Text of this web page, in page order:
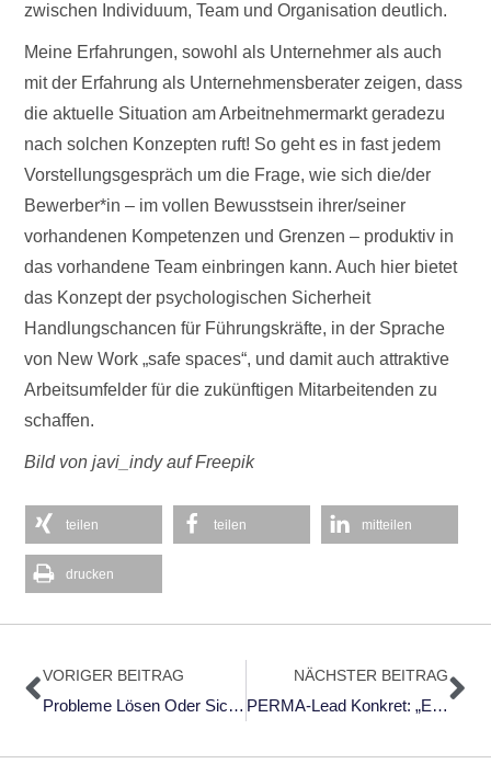
zwischen Individuum, Team und Organisation deutlich.
Meine Erfahrungen, sowohl als Unternehmer als auch
mit der Erfahrung als Unternehmensberater zeigen, dass
die aktuelle Situation am Arbeitnehmermarkt geradezu
nach solchen Konzepten ruft! So geht es in fast jedem
Vorstellungsgespräch um die Frage, wie sich die/der
Bewerber*in – im vollen Bewusstsein ihrer/seiner
vorhandenen Kompetenzen und Grenzen – produktiv in
das vorhandene Team einbringen kann. Auch hier bietet
das Konzept der psychologischen Sicherheit
Handlungschancen für Führungskräfte, in der Sprache
von New Work „safe spaces“, und damit auch attraktive
Arbeitsumfelder für die zukünftigen Mitarbeitenden zu
schaffen.
Bild von javi_indy auf Freepik
teilen teilen mitteilen
drucken
Zurück
VORIGER BEITRAG
Probleme Lösen Oder Sich Vom Problem Lösen?
NÄCHSTER BEITRAG
PERMA-Lead Konkret: „Eine Führungskraft Ist Kein Chef-Animateur“